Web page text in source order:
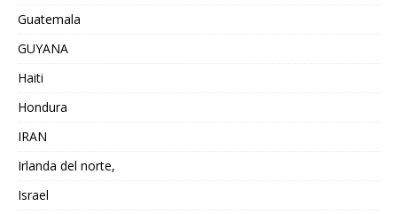
Guatemala
GUYANA
Haiti
Hondura
IRAN
Irlanda del norte,
Israel